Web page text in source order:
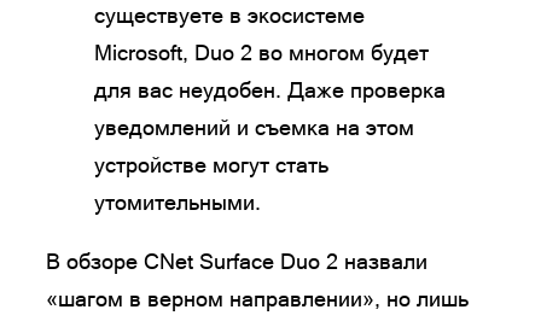
существуете в экосистеме
Microsoft, Duo 2 во многом будет
для вас неудобен. Даже проверка
уведомлений и съемка на этом
устройстве могут стать
утомительными.
В обзоре CNet Surface Duo 2 назвали
«шагом в верном направлении», но лишь